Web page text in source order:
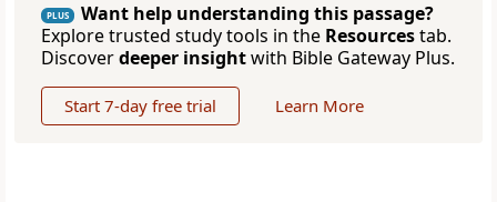
PLUS
Want help understanding this passage?
Explore trusted study tools in the Resourcestab.
Discoverdeeper insightwith Bible Gateway Plus.
Start 7-day free trial Learn More